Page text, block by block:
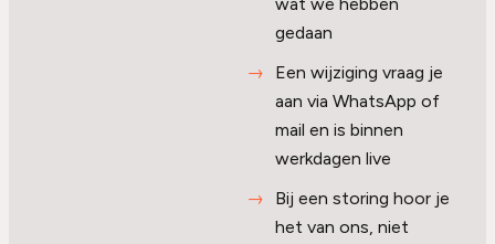
gedaan
Een wijziging vraag je
aan via WhatsApp of
mail en is binnen
werkdagen live
Bij een storing hoor je
het van ons, niet